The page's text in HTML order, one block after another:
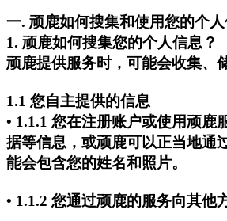
一. 顽鹿如何搜集和使用您的个人
1. 顽鹿如何搜集您的个人信息？
顽鹿提供服务时，可能会收集、
1.1 您自主提供的信息
• 1.1.1 您在注册账户或使用顽
据等信息，或顽鹿可以正当地通
能会包含您的姓名和照片。
• 1.1.2 您通过顽鹿的服务向其他